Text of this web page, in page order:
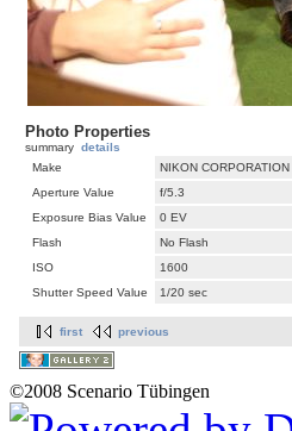
Photo Properties
summary details
Make
NIKON CORPORATION
Aperture Value
f/5.3
Exposure Bias Value
0 EV
Flash
No Flash
ISO
1600
Shutter Speed Value
1/20 sec
first previous
©2008 Scenario Tübingen